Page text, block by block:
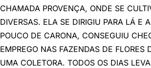
CHAMADA PROVENÇA, ONDE SE
DIVERSAS. ELA SE DIRIGIU PARA LÁ E
POUCO DE CARONA, CONSEGUIU
EMPREGO NAS FAZENDAS DE FLORES
UMA COLETORA. TODOS OS DIAS